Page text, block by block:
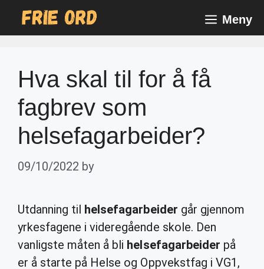
Meny
Hva skal til for å få
fagbrev som
helsefagarbeider?
09/10/2022 by
Utdanning til helsefagarbeider går gjennom
yrkesfagene i videregående skole. Den
vanligste måten å bli helsefagarbeider på
er å starte på Helse og Oppvekstfag i VG1,